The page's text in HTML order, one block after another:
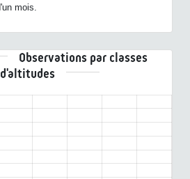
mois.
Observations par classes
d'altitudes